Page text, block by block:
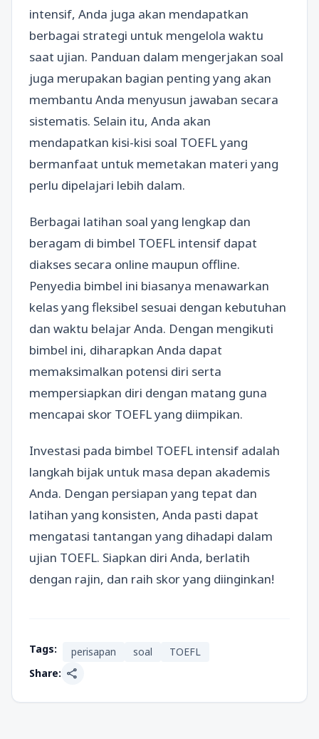
intensif, Anda juga akan mendapatkan
berbagai strategi untuk mengelola waktu
saat ujian. Panduan dalam mengerjakan soal
juga merupakan bagian penting yang akan
membantu Anda menyusun jawaban secara
sistematis. Selain itu, Anda akan
mendapatkan kisi-kisi soal TOEFL yang
bermanfaat untuk memetakan materi yang
perlu dipelajari lebih dalam.
Berbagai latihan soal yang lengkap dan
beragam di bimbel TOEFL intensif dapat
diakses secara online maupun offline.
Penyedia bimbel ini biasanya menawarkan
kelas yang fleksibel sesuai dengan kebutuhan
dan waktu belajar Anda. Dengan mengikuti
bimbel ini, diharapkan Anda dapat
memaksimalkan potensi diri serta
mempersiapkan diri dengan matang guna
mencapai skor TOEFL yang diimpikan.
Investasi pada bimbel TOEFL intensif adalah
langkah bijak untuk masa depan akademis
Anda. Dengan persiapan yang tepat dan
latihan yang konsisten, Anda pasti dapat
mengatasi tantangan yang dihadapi dalam
ujian TOEFL. Siapkan diri Anda, berlatih
dengan rajin, dan raih skor yang diinginkan!
Tags: perisapan soal
TOEFL
Share: share